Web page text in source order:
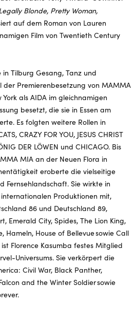
Blonde, Pretty Woman,
auf dem Roman von Lauren
Film von Twentieth Century
Tilburg Gesang, Tanz und
der Premierenbesetzung von MAMMA
als AIDA im gleichnamigen
besetzt, die sie in Essen am
Es folgten weitere Rollen in
CRAZY FOR YOU, JESUS CHRIST
DER LÖWEN und CHICAGO. Bis
MIA an der Neuen Flora in
eroberte die vielseitige
Fernsehlandschaft. Sie wirkte in
Produktionen mit,
86 und Deutschland 89,
Emerald City, Spides, The Lion King,
Hameln, House of Bellevue sowie Call
Florence Kasumba festes Mitglied
Universums. Sie verkörpert die
Civil War, Black Panther,
and the Winter Soldier sowie